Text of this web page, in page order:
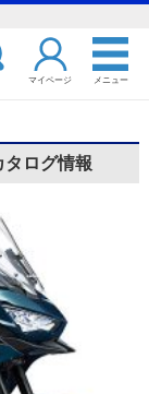
マイページ メニュー
ログ情報